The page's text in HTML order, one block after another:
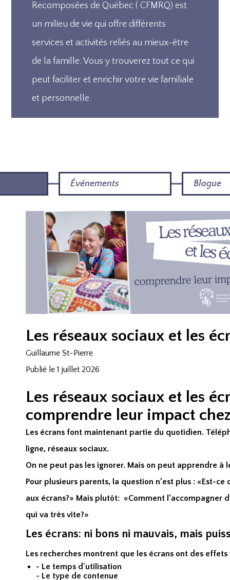
Recomposées de Québec ( CFMRQ) est
un milieu de vie qui offre différents
services et activités reliés au mieux-être
de la famille. Vous y trouverez tout ce qui
peut faciliter et enrichir votre vie familiale
et personnelle.
Événements Blogue
Les réseaux sociaux et les
Guillaume St-Pierre
Publié le 1 juillet 2026
Les réseaux sociaux et les
comprendre leur impact
Les écrans font maintenant partie du quotidien.
ligne, réseaux sociaux.
On ne peut pas les ignorer. Mais on peut apprendre à
Pour plusieurs parents, la question n’est plus : «Est-
aux écrans?» Mais plutôt: «Comment l’accompagner
qui va très vite?»
Les écrans: ni bons ni mauvais, mais
Les recherches montrent que les écrans ont des effets
- Le temps d'utilisation
- Le type de contenue